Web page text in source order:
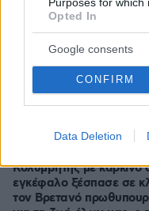
Opted In
Google consents
CONFIRM
Data Deletion
Μυστήριο με το
Χαμενεϊ στην Τεχεράνη:
ένα σκοτεινό
αλλά δεν έβλεπαν ο
Κολυμβητής με καρκίνο
εγκέφαλο ξέσπασε σε
τον Βρετανό